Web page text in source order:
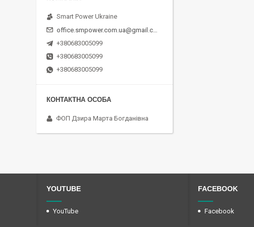
Smart Power Ukraine
+380683005099
+380683005099
+380683005099
ФОП Дзира Марта Богданівна
YOUTUBE
YouTube
FACEBOOK
Facebook